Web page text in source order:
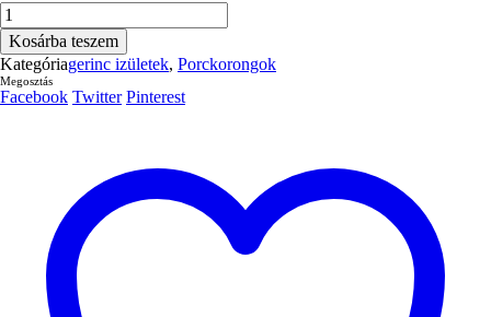
CH-
Alpha®
PLUS
30db.ampulla
mennyiség
Kosárba teszem
Kategóriagerinc izületek, Porckorongok
Megosztás
Facebook Twitter Pinterest